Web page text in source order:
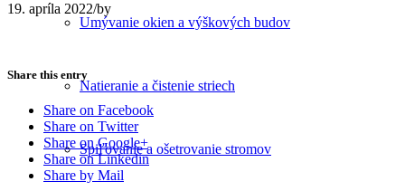
Umývanie okien a výškových budov
Natieranie a čistenie striech
Spiľovanie a ošetrovanie stromov
19. apríla 2022/by
Share this entry
Share on Facebook
Share on Twitter
Share on Google+
Share on Linkedin
Share by Mail